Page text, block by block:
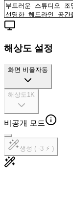
해상도 설정
화면 비율자동
해상도1K
비공개 모드
생성 ( -3 ⚡ )